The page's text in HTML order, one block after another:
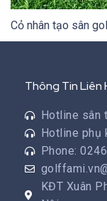
Cỏ nhân tạo sân
Thông Tin Liên
Hotline sân
Hotline phụ
Phone:
KĐT Xuân